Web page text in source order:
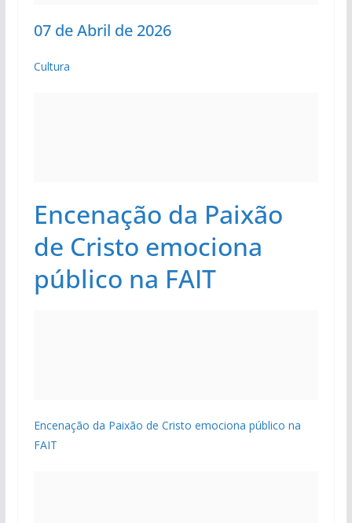
07 de Abril de 2026
Cultura
Encenação da Paixão
de Cristo emociona
público na FAIT
Encenação da Paixão de Cristo emociona público na
FAIT